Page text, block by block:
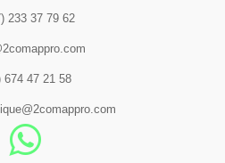
233 37 79 62
674 47 21 58